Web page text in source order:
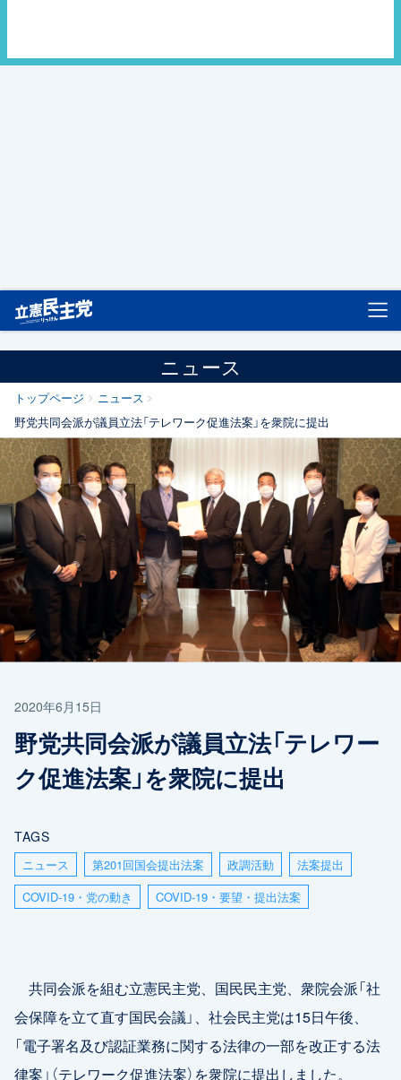
ニュース
トップページ
ニュース
野党共同会派が議員立法「テレワーク促進法案」を衆院に提出
2020年6月15日
野党共同会派が議員立法「テレワー
ク促進法案」を衆院に提出
TAGS
ニュース 第201回国会提出法案 政調活動
法案提出
COVID-19・党の動き
COVID-19・要望・提出法案
共同会派を組む立憲民主党、国民民主党、衆院会派「社
会保障を立て直す国民会議」、社会民主党は15日午後、
「電子署名及び認証業務に関する法律の一部を改正する法
律案」（テレワーク促進法案）を衆院に提出しました。